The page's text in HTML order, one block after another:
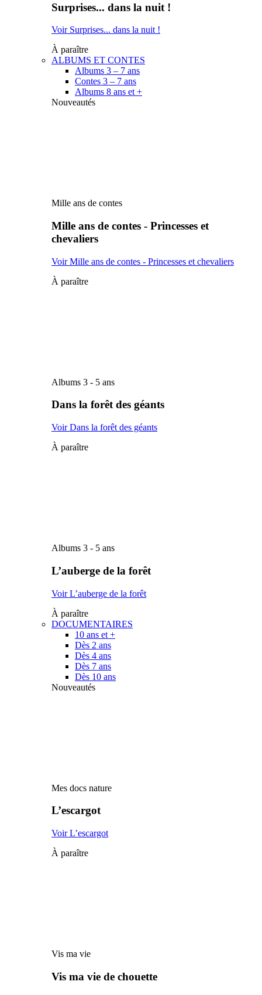
Surprises... dans la nuit !
Voir Surprises... dans la nuit !
À paraître
ALBUMS ET CONTES
Albums 3 – 7 ans
Contes 3 – 7 ans
Albums 8 ans et +
Nouveautés
Mille ans de contes
Mille ans de contes - Princesses et
chevaliers
Voir Mille ans de contes - Princesses et chevaliers
À paraître
Albums 3 - 5 ans
Dans la forêt des géants
Voir Dans la forêt des géants
À paraître
Albums 3 - 5 ans
L’auberge de la forêt
Voir L’auberge de la forêt
À paraître
DOCUMENTAIRES
10 ans et +
Dès 2 ans
Dès 4 ans
Dès 7 ans
Dès 10 ans
Nouveautés
Mes docs nature
L’escargot
Voir L’escargot
À paraître
Vis ma vie
Vis ma vie de chouette